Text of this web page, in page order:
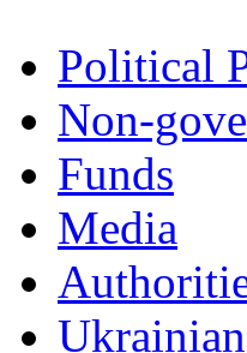
Political
Non-
Funds
Мedia